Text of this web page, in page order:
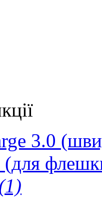
3.0
(для